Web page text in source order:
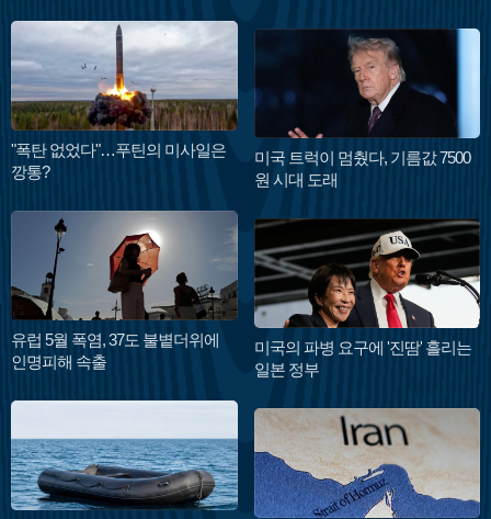
"폭탄 없었다"…푸틴의 미사일은
깡통?
유럽 5월 폭염, 37도 불볕더위에
인명피해 속출
미국 트럭이 멈췄다, 기름값 7500
원 시대 도래
미국의 파병 요구에 '진땀' 흘리는
일본 정부